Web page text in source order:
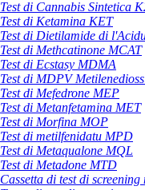
Test di Cannabis Sintetica
Test di Ketamina KET
Test di Dietilamide di
Test di Methcatinone MCAT
Test di Ecstasy MDMA
Test di MDPV
Test di Mefedrone MEP
Test di Metanfetamina MET
Test di Morfina MOP
Test di metilfenidatu MPD
Test di Metaqualone MQL
Test di Metadone MTD
Cassetta di test di